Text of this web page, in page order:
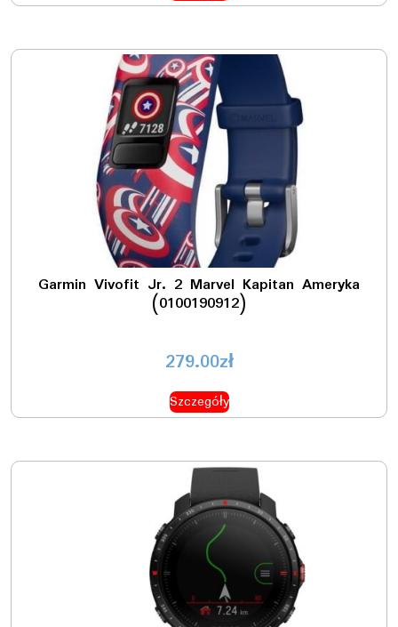
Garmin Vivofit Jr. 2 Marvel Kapitan Ameryka
(0100190912)
279.00zł
Szczegóły